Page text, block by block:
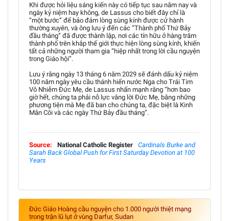
Khi được hỏi liệu sáng kiến này có tiếp tục sau năm nay và
ngày kỷ niệm hay không, de Lassus cho biết đây chỉ là
“một bước” để bảo đảm lòng sùng kính được cử hành
thường xuyên, và ông lưu ý đến các “Thành phố Thứ Bảy
đầu tháng” đã được thành lập, nơi các tín hữu ở hàng trăm
thành phố trên khắp thế giới thực hiện lòng sùng kính, khiến
tất cả những người tham gia “hiệp nhất trong lời cầu nguyện
trong Giáo hội”.
Lưu ý rằng ngày 13 tháng 6 năm 2029 sẽ đánh dấu kỷ niệm
100 năm ngày yêu cầu thánh hiến nước Nga cho Trái Tim
Vô Nhiễm Đức Mẹ, de Lassus nhấn mạnh rằng “hơn bao
giờ hết, chúng ta phải nỗ lực vâng lời Đức Mẹ, bằng những
phương tiện mà Mẹ đã ban cho chúng ta, đặc biệt là Kinh
Mân Côi và các ngày Thứ Bảy đầu tháng”.
Source: National Catholic Register
Cardinals Burke and
Sarah Back Global Push for First Saturday Devotion at 100
Years
Đức Giáo Hoàng cầu nguyện cho 1.000 người thiệt mạng
trong trận lũ lụt ở vùng Darfur, Sudan